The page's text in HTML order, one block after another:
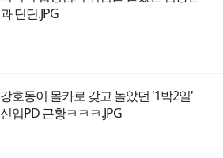
과 딘딘.JPG
강호동이 몰카로 갖고 놀았던 '1박2일'
신입PD 근황ㅋㅋㅋ.JPG